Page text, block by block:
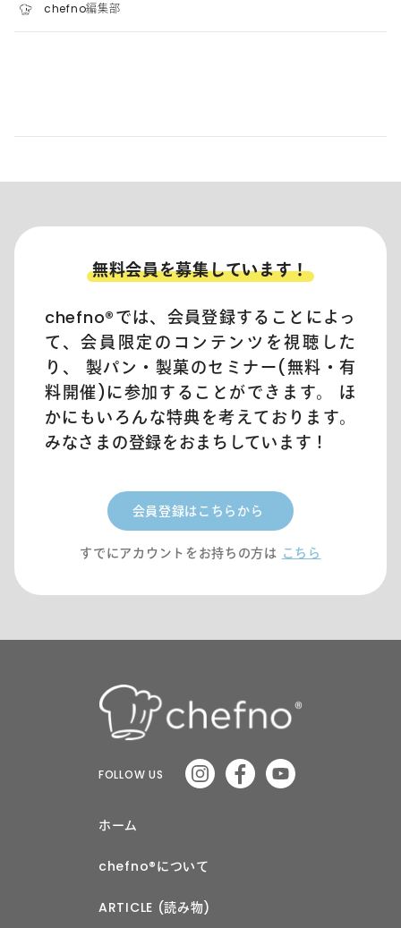
chefno編集部
無料会員を募集しています！
chefno®︎では、会員登録することによっ
て、会員限定のコンテンツを視聴した
り、 製パン・製菓のセミナー(無料・有
料開催)に参加することができます。 ほ
かにもいろんな特典を考えております。
みなさまの登録をおまちしています！
会員登録はこちらから
すでにアカウントをお持ちの方は こちら
FOLLOW US
ホーム
chefno®︎について
ARTICLE (読み物)